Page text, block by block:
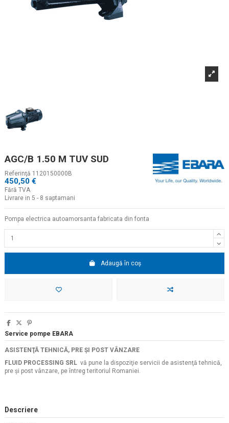
AGC/B 1.50 M TUV SUD
Referinţă 1120150000B
450,50 €
Fără TVA
Livrare in 5 - 8 saptamani
Pompa electrica autoamorsanta fabricata din fonta
Adaugă în coș
Service pompe EBARA
ASISTENŢĂ TEHNICĂ, PRE ŞI POST VÂNZARE
FLUID PROCESSING SRL vă pune la dispoziţie servicii de asistenţă tehnică,
pre şi post vânzare, pe întreg teritoriul Romaniei.
Descriere